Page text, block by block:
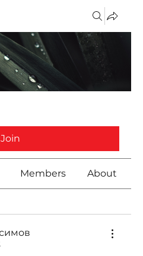
Join
Members About